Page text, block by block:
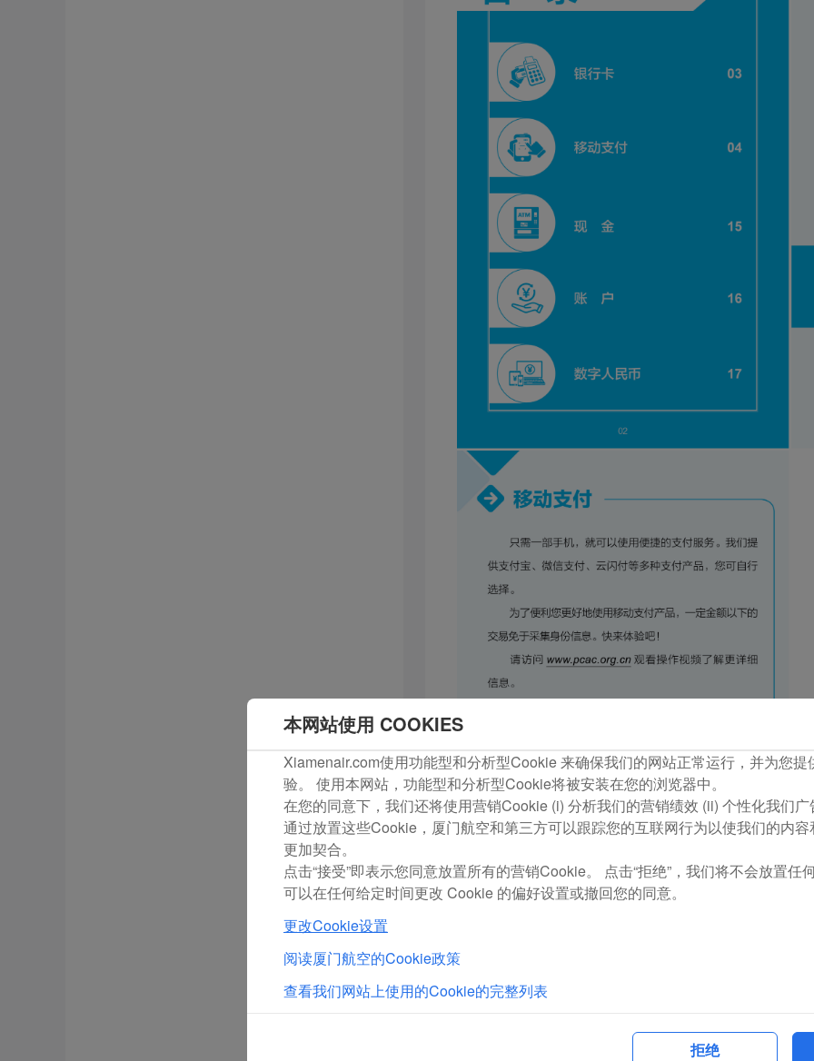
本网站使用 COOKIES
Xiamenair.com使用功能型和分析型Cookie 来确保我们的网站正常运行，并为您提
验。 使用本网站，功能型和分析型Cookie将被安装在您的浏览器中。
在您的同意下，我们还将使用营销Cookie (i) 分析我们的营销绩效 (ii) 个性化我们
通过放置这些Cookie，厦门航空和第三方可以跟踪您的互联网行为以使我们的内
更加契合。
点击“接受”即表示您同意放置所有的营销Cookie。 点击“拒绝”，我们将不会放置任
可以在任何给定时间更改 Cookie 的偏好设置或撤回您的同意。
更改Cookie设置
阅读厦门航空的Cookie政策
查看我们网站上使用的Cookie的完整列表
拒绝